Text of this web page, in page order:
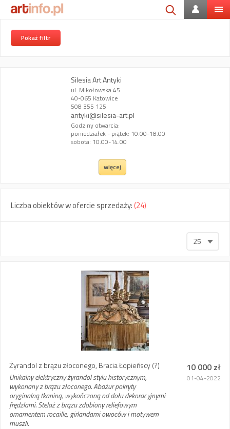
Pokaż filtr
Silesia Art Antyki
ul. Mikołowska 45
40-065 Katowice
508 355 125
antyki@silesia-art.pl
Godziny otwarcia:
poniedziałek - piątek: 10.00-18.00
sobota: 10.00-14.00
więcej
Liczba obiektów w ofercie sprzedaży:(24)
25
Żyrandol z brązu złoconego, Bracia Łopieńscy (?)
Unikalny elektryczny żyrandol stylu historycznym,
wykonany z brązu złoconego. Abażur pokryty
oryginalną tkaniną, wykończoną od dołu dekoracyjnymi
frędzlami. Stelaż z brązu zdobiony reliefowym
ornamentem rocaille, girlandami owoców i motywem
muszli.
10 000 zł
01-04-2022